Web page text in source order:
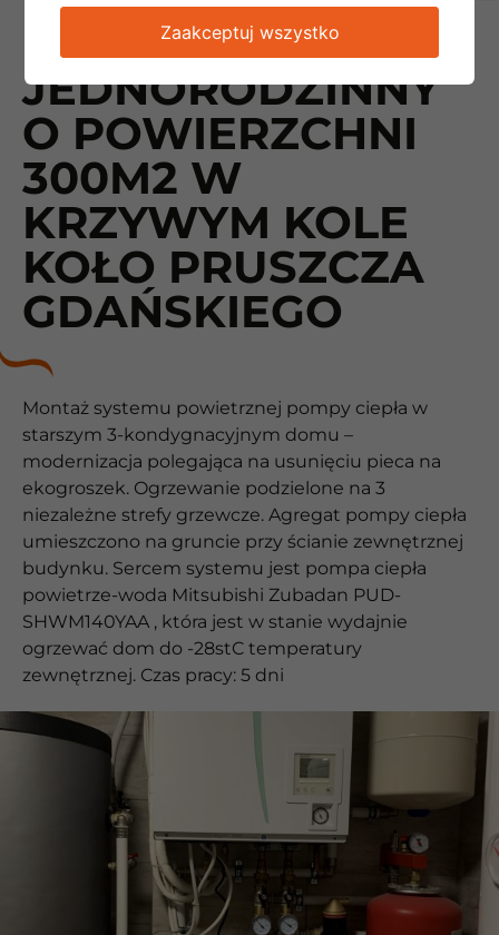
DOM
JEDNORODZINNY
O POWIERZCHNI
300M2 W
KRZYWYM KOLE
KOŁO PRUSZCZA
GDAŃSKIEGO
Montaż systemu powietrznej pompy ciepła w
starszym 3-kondygnacyjnym domu –
modernizacja polegająca na usunięciu pieca na
ekogroszek. Ogrzewanie podzielone na 3
niezależne strefy grzewcze. Agregat pompy ciepła
umieszczono na gruncie przy ścianie zewnętrznej
budynku. Sercem systemu jest pompa ciepła
powietrze-woda Mitsubishi Zubadan PUD-
SHWM140YAA , która jest w stanie wydajnie
ogrzewać dom do -28stC temperatury
zewnętrznej. Czas pracy: 5 dni
Zaakceptuj wszystko